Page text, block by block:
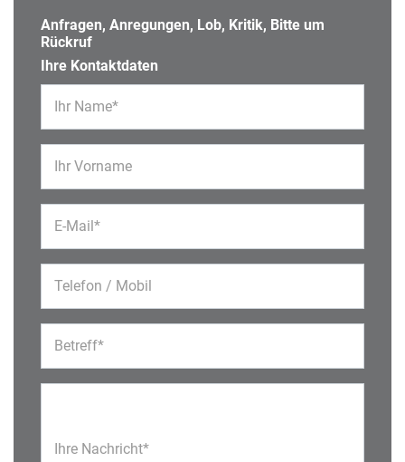
Anfragen, Anregungen, Lob, Kritik, Bitte um
Rückruf
Ihre Kontaktdaten
Ihr Name*
Ihr Vorname
E-Mail*
Telefon / Mobil
Betreff*
Ihre Nachricht*